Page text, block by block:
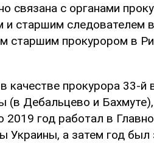
связана с органами
и старшим следователем в
старшим прокурором в
прокурора 33-й
(в Дебальцево и
2019 год работал в
Украины, а затем год был